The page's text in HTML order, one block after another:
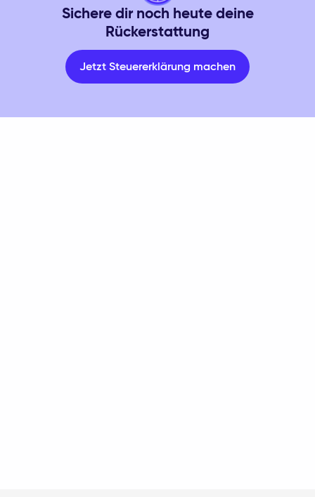
Sichere dir noch heute deine
Rückerstattung
Jetzt Steuererklärung machen